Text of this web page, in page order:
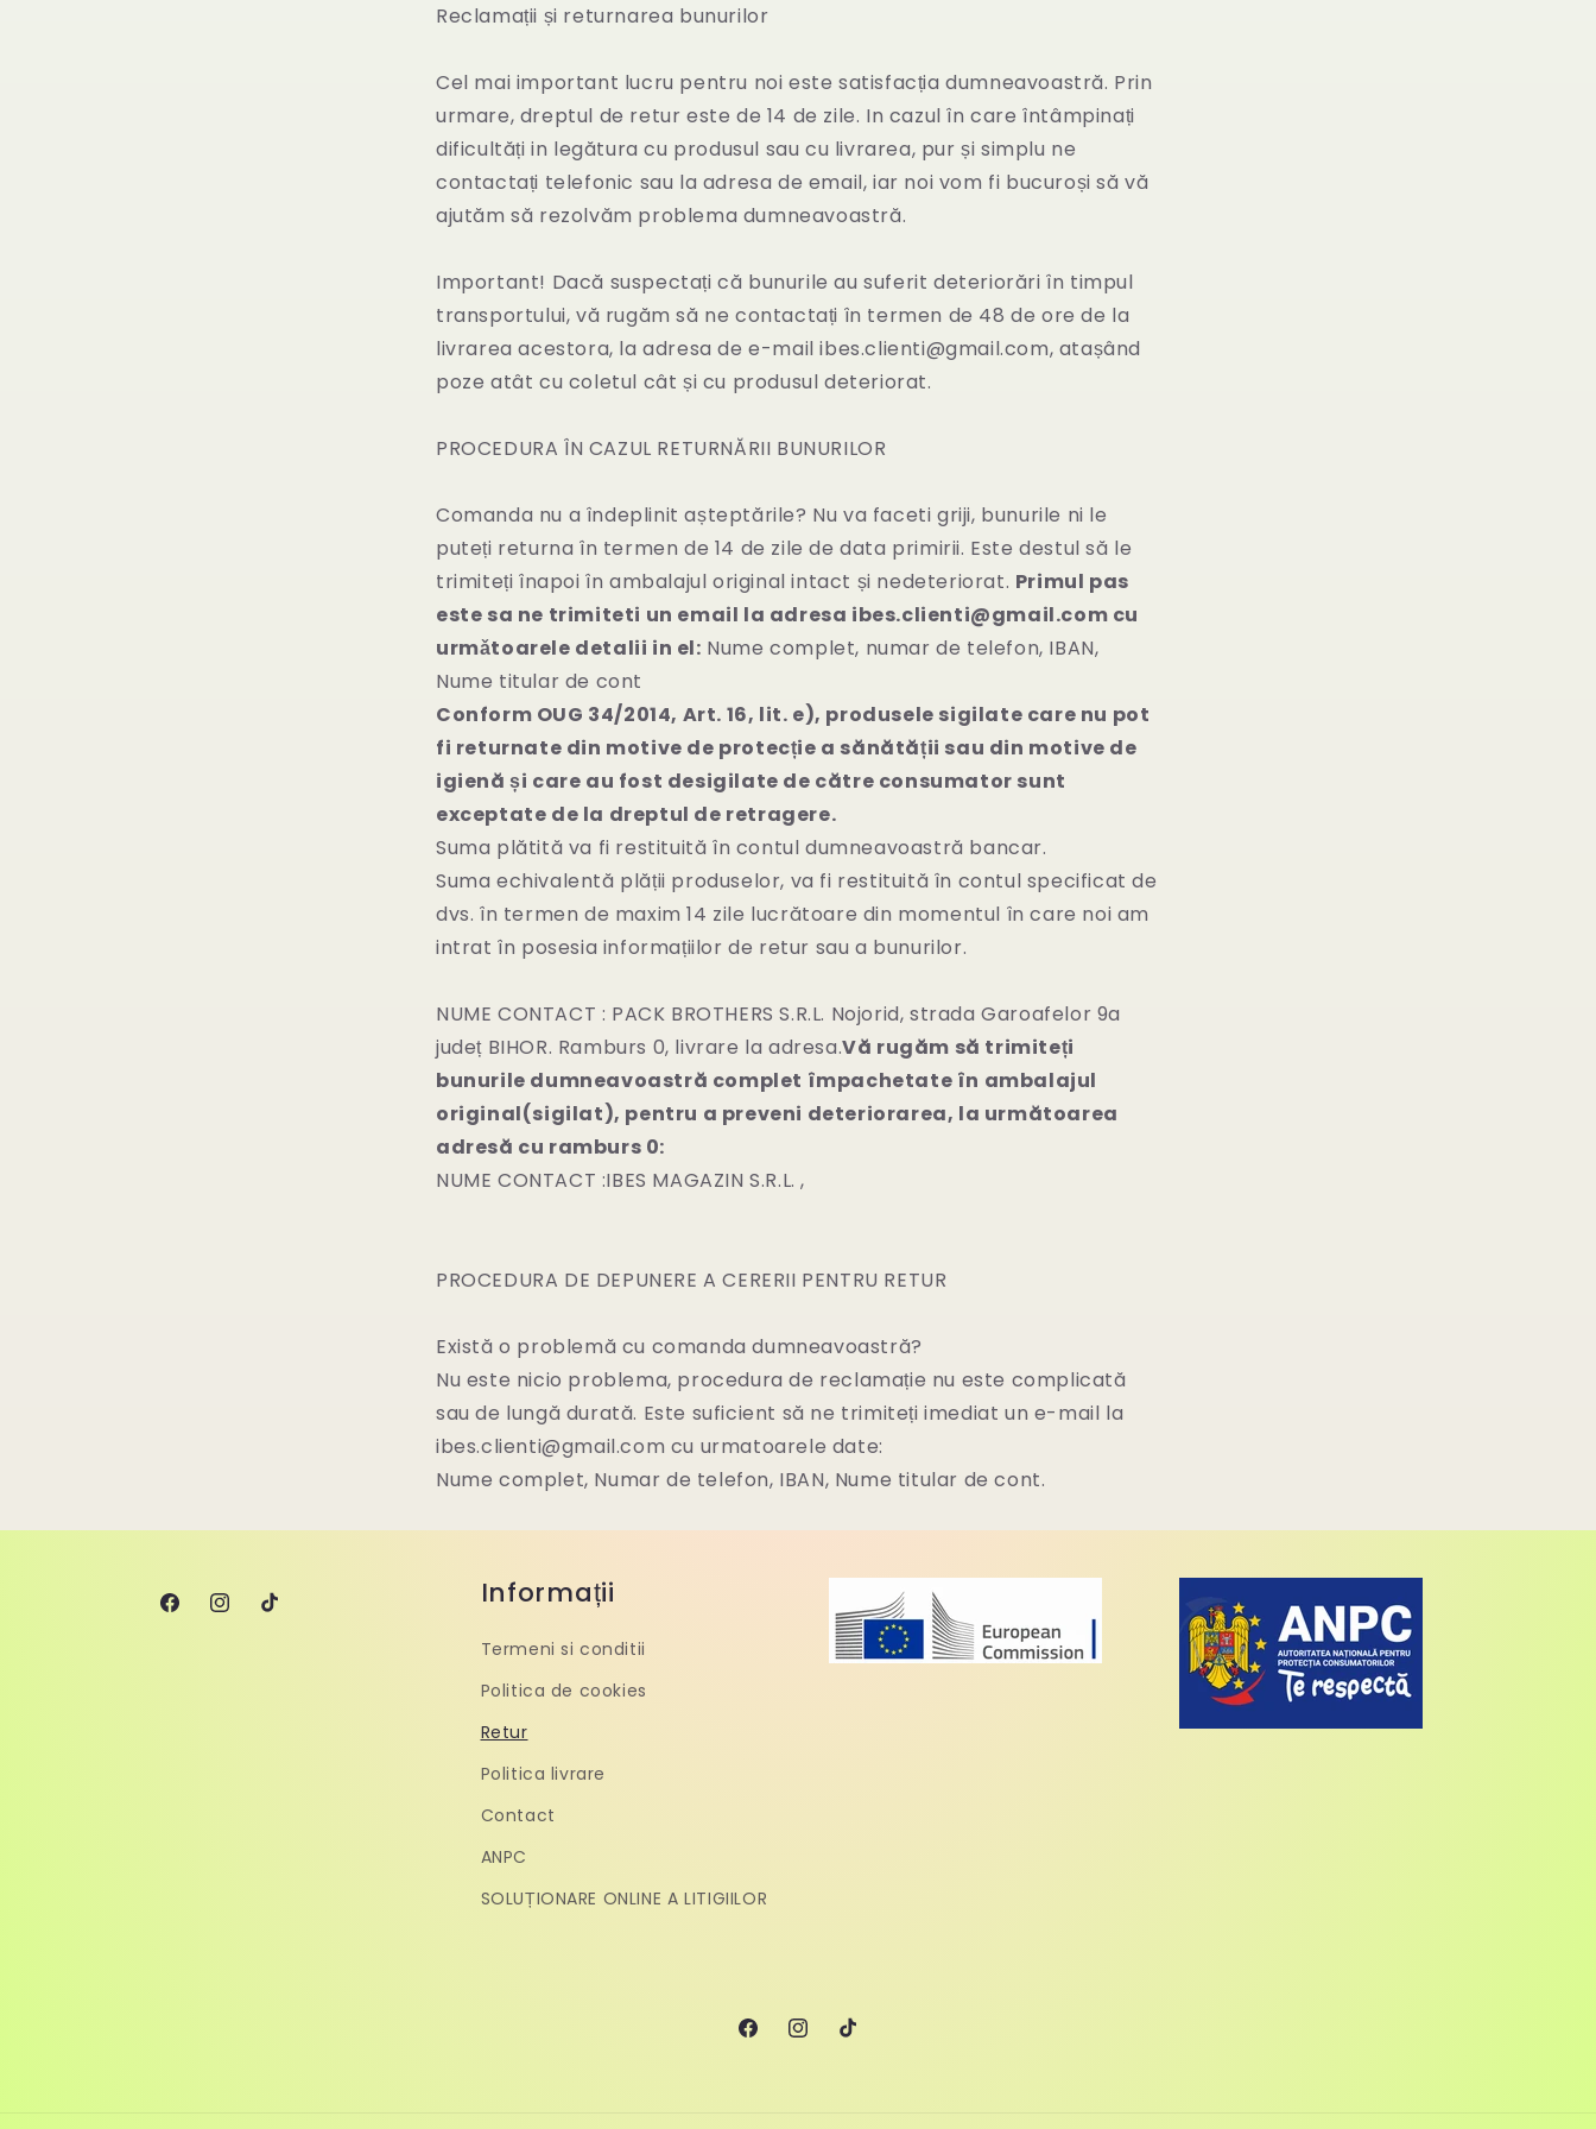
Reclamații și returnarea bunurilor
Cel mai important lucru pentru noi este satisfacția dumneavoastră. Prin
urmare, dreptul de retur este de 14 de zile. In cazul în care întâmpinați
dificultăți in legătura cu produsul sau cu livrarea, pur și simplu ne
contactați telefonic sau la adresa de email, iar noi vom fi bucuroși să vă
ajutăm să rezolvăm problema dumneavoastră.
Important! Dacă suspectați că bunurile au suferit deteriorări în timpul
transportului, vă rugăm să ne contactați în termen de 48 de ore de la
livrarea acestora, la adresa de e-mail ibes.clienti@gmail.com, atașând
poze atât cu coletul cât și cu produsul deteriorat.
PROCEDURA ÎN CAZUL RETURNĂRII BUNURILOR
Comanda nu a îndeplinit așteptările? Nu va faceti griji, bunurile ni le
puteți returna în termen de 14 de zile de data primirii. Este destul să le
trimiteți înapoi în ambalajul original intact și nedeteriorat. Primul pas
este sa ne trimiteti un email la adresa ibes.clienti@gmail.com cu
urmǎtoarele detalii in el: Nume complet, numar de telefon, IBAN,
Nume titular de cont
Conform OUG 34/2014, Art. 16, lit. e), produsele sigilate care nu pot
fi returnate din motive de protecție a sănătății sau din motive de
igienă și care au fost desigilate de către consumator sunt
exceptate de la dreptul de retragere.
Suma plătită va fi restituită în contul dumneavoastră bancar.
Suma echivalentă plății produselor, va fi restituită în contul specificat de
dvs. în termen de maxim 14 zile lucrătoare din momentul în care noi am
intrat în posesia informațiilor de retur sau a bunurilor.
NUME CONTACT : PACK BROTHERS S.R.L. Nojorid, strada Garoafelor 9a
județ BIHOR. Ramburs 0, livrare la adresa.Vă rugăm să trimiteți
bunurile dumneavoastră complet împachetate în ambalajul
original(sigilat), pentru a preveni deteriorarea, la următoarea
adresă cu ramburs 0:
NUME CONTACT :IBES MAGAZIN S.R.L. ,
PROCEDURA DE DEPUNERE A CERERII PENTRU RETUR
Există o problemă cu comanda dumneavoastră?
Nu este nicio problema, procedura de reclamație nu este complicată
sau de lungă durată. Este suficient să ne trimiteți imediat un e-mail la
ibes.clienti@gmail.com cu urmatoarele date:
Nume complet, Numar de telefon, IBAN, Nume titular de cont.
FacebookInstagram
TikTok
Informații
Termeni si conditii
Politica de cookies
Retur
Politica livrare
Contact
ANPC
SOLUȚIONARE ONLINE A LITIGIILOR
FacebookInstagram
TikTok